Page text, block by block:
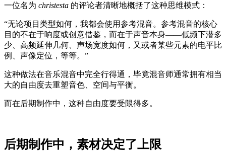
一位名为 christesta 的评论者清晰地概括了这种思维模式：
“无论项目类型如何，我都会使用参考混音。参考混音的核心
目的不在于响度或创意借鉴，而在于声音本身——低频下潜多
少、高频延伸几何、声场宽度如何，又或者某些元素的电平比
例、声像定位，等等。”
这种做法在音乐混音中完全行得通，毕竟混音师通常拥有相当
大的自由度去重塑音色、空间与平衡。
而在后期制作中，这种自由度要受限得多。
后期制作中，素材决定了上限